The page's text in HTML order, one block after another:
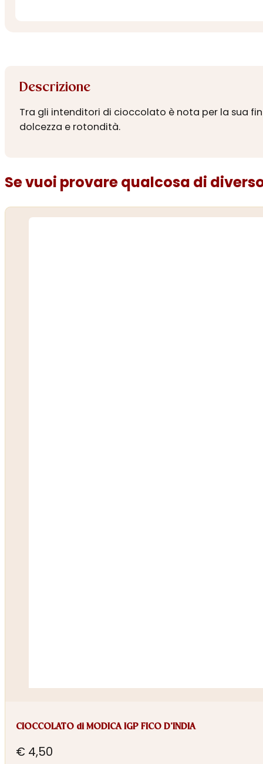
Descrizione
Tra gli intenditori di cioccolato è nota per la sua
dolcezza e rotondità.
Se vuoi provare qualcosa di
CIOCCOLATO di MODICA IGP FICO D’INDIA
€ 4,50